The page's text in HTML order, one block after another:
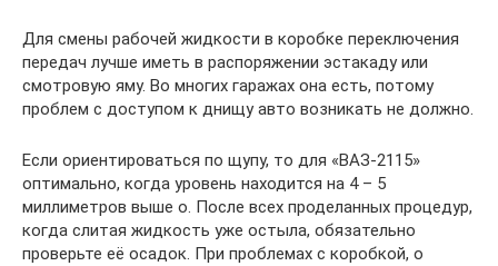
Для смены рабочей жидкости в коробке переключения
передач лучше иметь в распоряжении эстакаду или
смотровую яму. Во многих гаражах она есть, потому
проблем с доступом к днищу авто возникать не должно.
Если ориентироваться по щупу, то для «ВАЗ-2115»
оптимально, когда уровень находится на 4 – 5
миллиметров выше о. После всех проделанных процедур,
когда слитая жидкость уже остыла, обязательно
проверьте её осадок. При проблемах с коробкой, о